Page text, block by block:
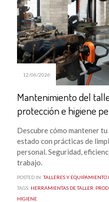
12/06/2026
Mantenimiento del
protección e higiene
Descubre cómo mantener
estado con prácticas de
personal. Seguridad,
trabajo.
POSTED IN:TALLERES Y EQUIPAMIENTO
TAGS: HERRAMIENTAS DE TALLER
HIGIENE